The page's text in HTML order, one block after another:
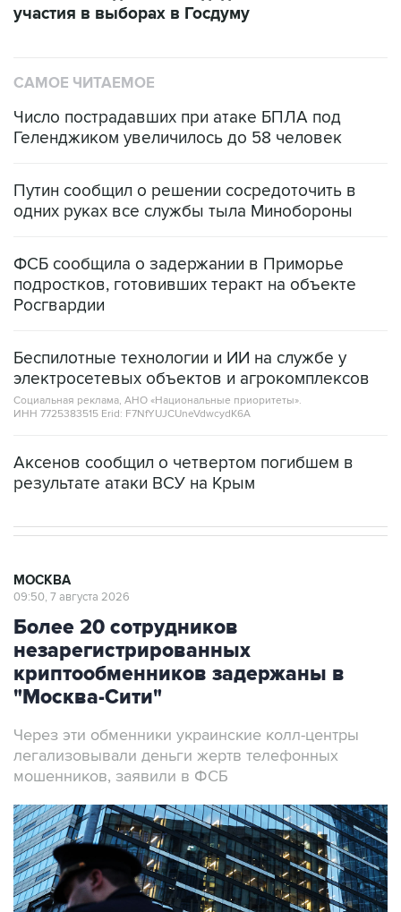
участия в выборах в Госдуму
САМОЕ ЧИТАЕМОЕ
Число пострадавших при атаке БПЛА под
Геленджиком увеличилось до 58 человек
Путин сообщил о решении сосредоточить в
одних руках все службы тыла Минобороны
ФСБ сообщила о задержании в Приморье
подростков, готовивших теракт на объекте
Росгвардии
Беспилотные технологии и ИИ на службе у
электросетевых объектов и агрокомплексов
Социальная реклама, АНО «Национальные приоритеты».
ИНН 7725383515 Erid: F7NfYUJCUneVdwcydK6A
Аксенов сообщил о четвертом погибшем в
результате атаки ВСУ на Крым
МОСКВА
09:50, 7 августа 2026
Более 20 сотрудников
незарегистрированных
криптообменников задержаны в
"Москва-Сити"
Через эти обменники украинские колл-центры
легализовывали деньги жертв телефонных
мошенников, заявили в ФСБ